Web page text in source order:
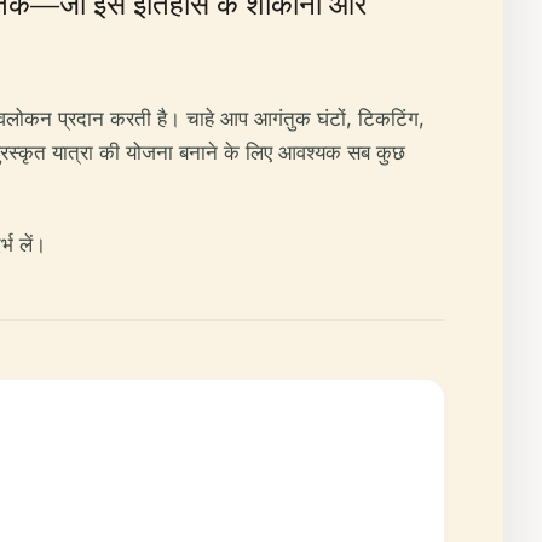
अवलोकन प्रदान करती है। चाहे आप आगंतुक घंटों, टिकटिंग,
यात्रा की योजना बनाने के लिए आवश्यक सब कुछ
लें।